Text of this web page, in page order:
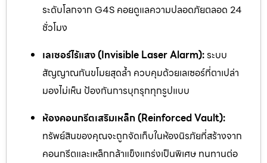
ระดับโลกจาก G4S คอยดูแลความปลอดภัยตลอด 24
ชั่วโมง
เลเซอร์ไร้แสง (Invisible Laser Alarm):ระบบ
สัญญาณกันขโมยสุดล้ำ ควบคุมด้วยเลเซอร์ที่ตาเปล่า
มองไม่เห็น ป้องกันการบุกรุกทุกรูปแบบ
ห้องคอนกรีตเสริมเหล็ก (Reinforced Vault):
ทรัพย์สินของคุณจะถูกจัดเก็บในห้องนิรภัยที่สร้างจาก
คอนกรีตและเหล็กกล้าแข็งแกร่งเป็นพิเศษ ทนทานต่อ